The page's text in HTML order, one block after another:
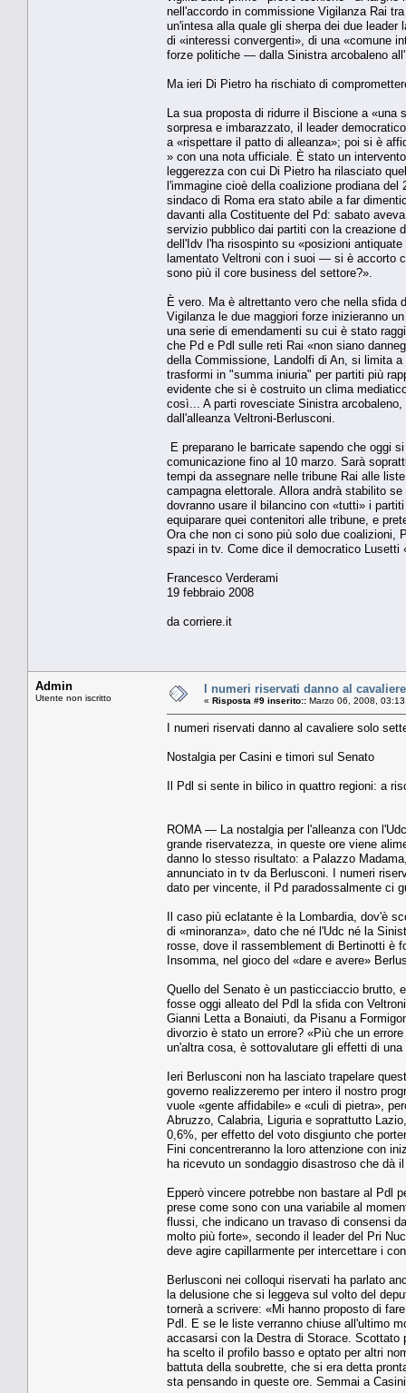
nell'accordo in commissione Vigilanza Rai
un'intesa alla quale gli sherpa dei due
di «interessi convergenti», di una «comune
forze politiche — dalla Sinistra arcobaleno
Ma ieri Di Pietro ha rischiato di
La sua proposta di ridurre il Biscione a «una
sorpresa e imbarazzato, il leader
a «rispettare il patto di alleanza»; poi si è
» con una nota ufficiale. È stato un
leggerezza con cui Di Pietro ha rilasciato
l'immagine cioè della coalizione prodiana
sindaco di Roma era stato abile a far
davanti alla Costituente del Pd: sabato
servizio pubblico dai partiti con la creazione
dell'Idv l'ha risospinto su «posizioni
lamentato Veltroni con i suoi — si è accorto
sono più il core business del settore?».
È vero. Ma è altrettanto vero che nella sfida
Vigilanza le due maggiori forze inizieranno
una serie di emendamenti su cui è stato
che Pd e Pdl sulle reti Rai «non siano
della Commissione, Landolfi di An, si limita
trasformi in "summa iniuria" per partiti più
evidente che si è costruito un clima
così... A parti rovesciate Sinistra
dall'alleanza Veltroni-Berlusconi.
E preparano le barricate sapendo che oggi
comunicazione fino al 10 marzo. Sarà
tempi da assegnare nelle tribune Rai alle
campagna elettorale. Allora andrà stabilito
dovranno usare il bilancino con «tutti» i
equiparare quei contenitori alle tribune, e
Ora che non ci sono più solo due coalizioni,
spazi in tv. Come dice il democratico Lusetti
Francesco Verderami
19 febbraio 2008
da corriere.it
Admin
Utente non iscritto
I numeri riservati danno al
« Risposta #9 inserito:: Marzo 06, 2008,
I numeri riservati danno al cavaliere solo
Nostalgia per Casini e timori sul Senato
Il Pdl si sente in bilico in quattro regioni: a
ROMA — La nostalgia per l'alleanza con
grande riservatezza, in queste ore viene
danno lo stesso risultato: a Palazzo
annunciato in tv da Berlusconi. I numeri
dato per vincente, il Pd paradossalmente ci
Il caso più eclatante è la Lombardia, dov'è
di «minoranza», dato che né l'Udc né la
rosse, dove il rassemblement di Bertinotti è
Insomma, nel gioco del «dare e avere»
Quello del Senato è un pasticciaccio brutto,
fosse oggi alleato del Pdl la sfida con
Gianni Letta a Bonaiuti, da Pisanu a
divorzio è stato un errore? «Più che un
un'altra cosa, è sottovalutare gli effetti di una
Ieri Berlusconi non ha lasciato trapelare
governo realizzeremo per intero il nostro
vuole «gente affidabile» e «culi di pietra»,
Abruzzo, Calabria, Liguria e soprattutto
0,6%, per effetto del voto disgiunto che
Fini concentreranno la loro attenzione con
ha ricevuto un sondaggio disastroso che dà
Epperò vincere potrebbe non bastare al Pdl
prese come sono con una variabile al
flussi, che indicano un travaso di consensi
molto più forte», secondo il leader del Pri
deve agire capillarmente per intercettare i
Berlusconi nei colloqui riservati ha parlato
la delusione che si leggeva sul volto del
tornerà a scrivere: «Mi hanno proposto di
Pdl. E se le liste verranno chiuse all'ultimo
accasarsi con la Destra di Storace. Scottato
ha scelto il profilo basso e optato per altri
battuta della soubrette, che si era detta
sta pensando in queste ore. Semmai a